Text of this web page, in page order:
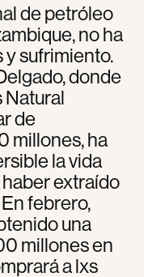
de petróleo
no ha
y sufrimiento.
donde
Natural
de
millones, ha
la vida
extraído
febrero,
una
millones en
a lxs